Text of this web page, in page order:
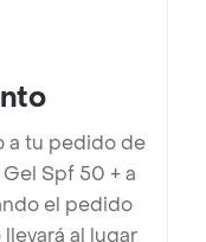
a tu pedido de
Spf 50 + a
el pedido
al lugar